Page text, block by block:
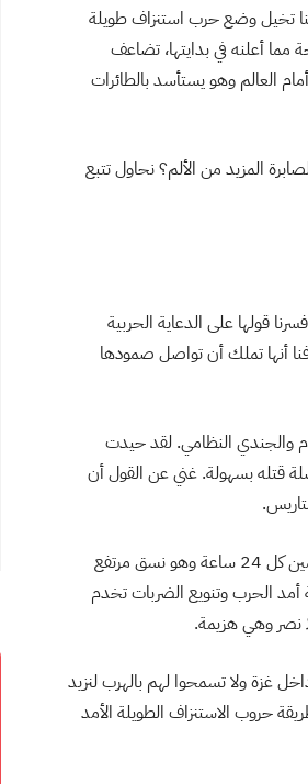
تخيل وضع حرب استنزاف طويلة
أعلنه في بدايتها، تضاعف
العالم وهو يستأسد بالطائرات
المزيد من الألم؟ نحاول تتبع
طويلة، فسرنا قولها على الدعاية الحربية
أنها تملك أن تواصل صمودها
والجندي النظامي. لقد حيدت
قتله بسهولة. غني عن القول أن
الصيد السهل تجلى للعيان في الشهر الرابع حين صار حساب القتلى (أو المحيَّدين) برقمين كل 24 ساعة وهو نسق مرتفع
أمد الحرب وتنويع الضربات تخدم
نصر وهي هزيمة.
طاولوهم وشدوهم داخل غزة ولا تسمحوا لهم بالهرب لنزيد
حروب الاستنزاف الطويلة الأمد